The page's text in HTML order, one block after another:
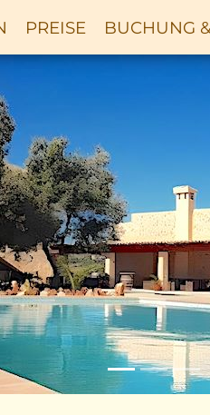
PREISE BUCHUNG